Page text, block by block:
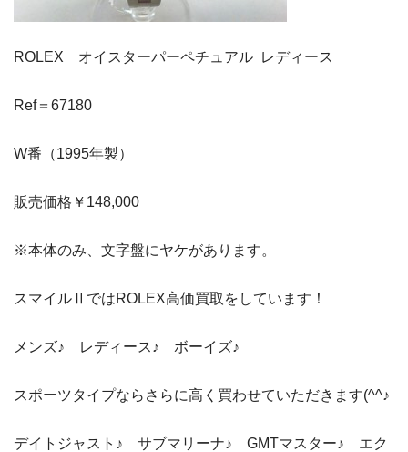
ROLEX オイスターパーペチュアル レディース
Ref＝67180
W番（1995年製）
販売価格￥148,000
※本体のみ、文字盤にヤケがあります。
スマイルⅡではROLEX高価買取をしています！
メンズ♪ レディース♪ ボーイズ♪
スポーツタイプならさらに高く買わせていただきます(^^♪
デイトジャスト♪ サブマリーナ♪ GMTマスター♪ エク